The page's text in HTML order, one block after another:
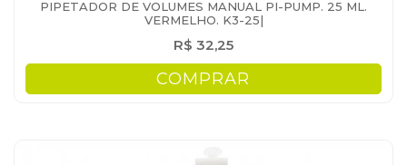
PIPETADOR DE VOLUMES MANUAL PI-PUMP. 25 ML.
VERMELHO. K3-25|
R$ 32,25
COMPRAR